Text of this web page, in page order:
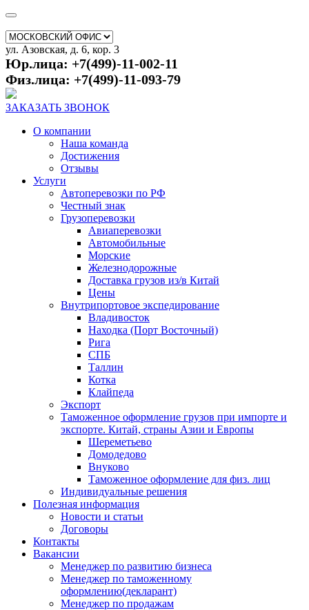
ул. Азовская, д. 6, кор. 3
Юр.лица: +7(499)-11-002-11
Физ.лица: +7(499)-11-093-79
ЗАКАЗАТЬ ЗВОНОК
О компании
Наша команда
Достижения
Отзывы
Услуги
Автоперевозки по РФ
Честный знак
Грузоперевозки
Авиаперевозки
Автомобильные
Морские
Железнодорожные
Доставка грузов из/в Китай
Цены
Внутрипортовое экспедирование
Владивосток
Находка (Порт Восточный)
Рига
СПБ
Таллин
Котка
Клайпеда
Экспорт
Таможенное оформление грузов при импорте и
экспорте. Китай, страны Азии и Европы
Шереметьево
Домодедово
Внуково
Таможенное оформление для физ. лиц
Индивидуальные решения
Полезная информация
Новости и статьи
Договоры
Контакты
Вакансии
Менеджер по развитию бизнеса
Менеджер по таможенному
оформлению(декларант)
Менеджер по продажам